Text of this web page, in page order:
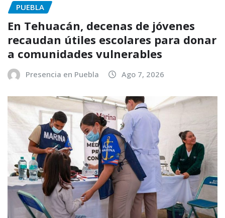
PUEBLA
En Tehuacán, decenas de jóvenes
recaudan útiles escolares para donar
a comunidades vulnerables
Presencia en Puebla Ago 7, 2026